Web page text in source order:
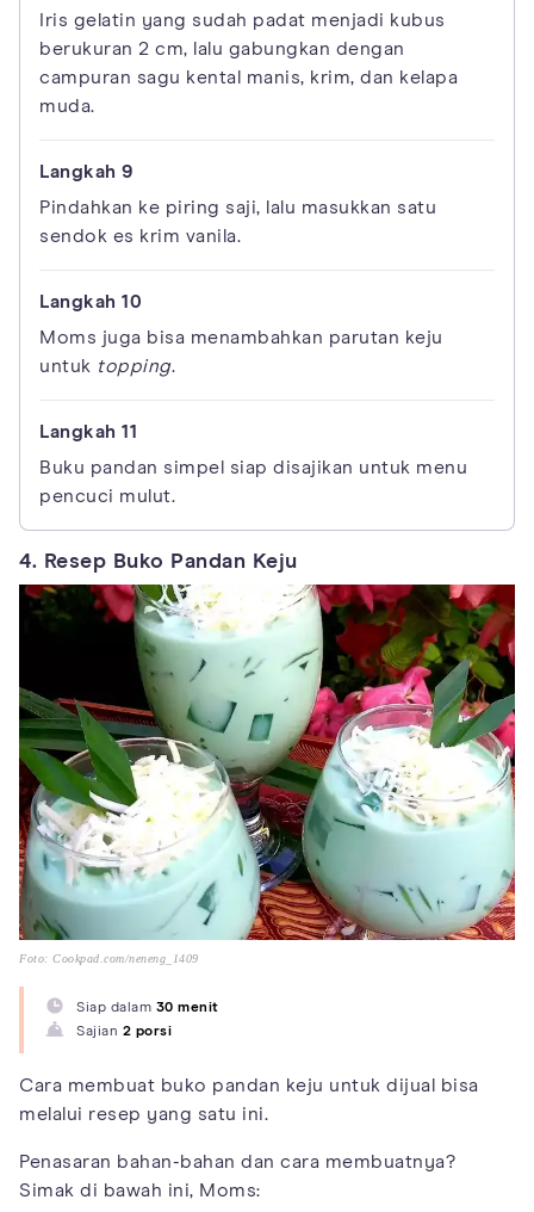
Iris gelatin yang sudah padat menjadi kubus
berukuran 2 cm, lalu gabungkan dengan
campuran sagu kental manis, krim, dan kelapa
muda.
Pindahkan ke piring saji, lalu masukkan satu
sendok es krim vanila.
Moms juga bisa menambahkan parutan keju
untuk topping.
Buku pandan simpel siap disajikan untuk menu
pencuci mulut.
4. Resep Buko Pandan Keju
Foto: Cookpad.com/neneng_1409
Siap dalam 30 menit
Sajian 2 porsi
Cara membuat buko pandan keju untuk dijual bisa
melalui resep yang satu ini.
Penasaran bahan-bahan dan cara membuatnya?
Simak di bawah ini, Moms: